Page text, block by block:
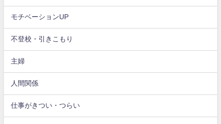
モチベーションUP
不登校・引きこもり
主婦
人間関係
仕事がきつい・つらい